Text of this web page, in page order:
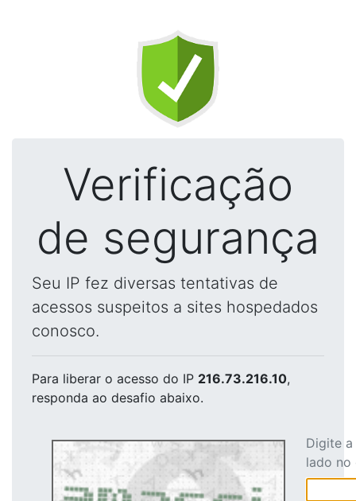
Verificação
de segurança
Seu IP fez diversas tentativas de
acessos suspeitos a sites hospedados
conosco.
Para liberar o acesso do IP 216.73.216.10,
responda ao desafio abaixo.
Digite
lado no